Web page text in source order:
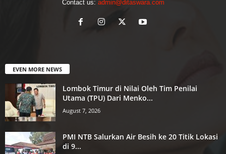
Contact us: admin@ditaswara.com
EVEN MORE NEWS
Lombok Timur di Nilai Oleh Tim Penilai
Utama (TPU) Dari Menko...
August 7, 2026
PMI NTB Salurkan Air Besih ke 20 Titik Lokasi
di 9...